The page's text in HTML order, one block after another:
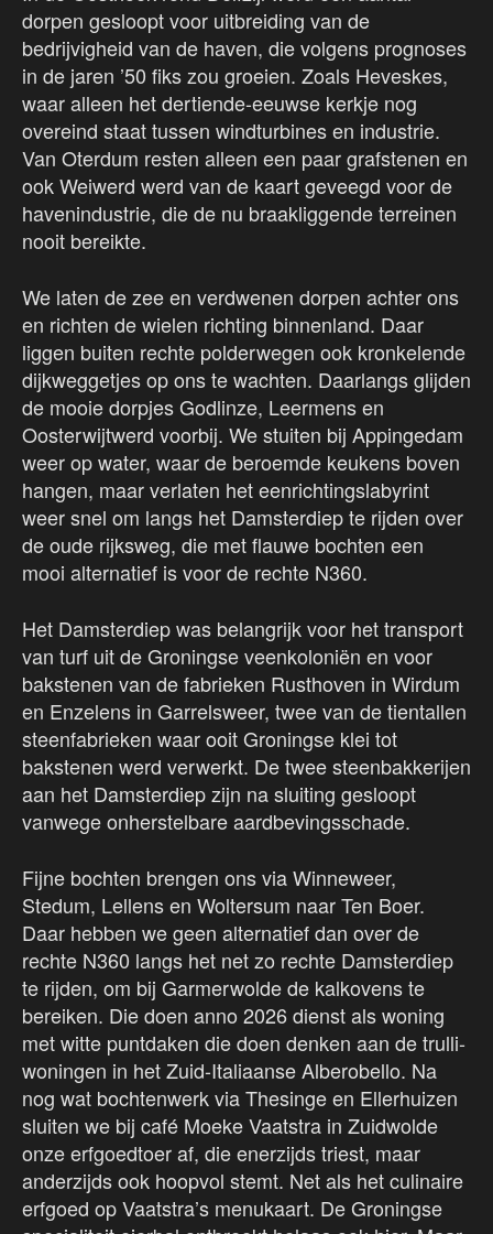
dorpen gesloopt voor uitbreiding van de
bedrijvigheid van de haven, die volgens prognoses
in de jaren ’50 fiks zou groeien. Zoals Heveskes,
waar alleen het dertiende-eeuwse kerkje nog
overeind staat tussen windturbines en industrie.
Van Oterdum resten alleen een paar grafstenen en
ook Weiwerd werd van de kaart geveegd voor de
havenindustrie, die de nu braakliggende terreinen
nooit bereikte.
We laten de zee en verdwenen dorpen achter ons
en richten de wielen richting binnenland. Daar
liggen buiten rechte polderwegen ook kronkelende
dijkweggetjes op ons te wachten. Daarlangs glijden
de mooie dorpjes Godlinze, Leermens en
Oosterwijtwerd voorbij. We stuiten bij Appingedam
weer op water, waar de beroemde keukens boven
hangen, maar verlaten het eenrichtingslabyrint
weer snel om langs het Damsterdiep te rijden over
de oude rijksweg, die met flauwe bochten een
mooi alternatief is voor de rechte N360.
Het Damsterdiep was belangrijk voor het transport
van turf uit de Groningse veenkoloniën en voor
bakstenen van de fabrieken Rusthoven in Wirdum
en Enzelens in Garrelsweer, twee van de tientallen
steenfabrieken waar ooit Groningse klei tot
bakstenen werd verwerkt. De twee steenbakkerijen
aan het Damsterdiep zijn na sluiting gesloopt
vanwege onherstelbare aardbevingsschade.
Fijne bochten brengen ons via Winneweer,
Stedum, Lellens en Woltersum naar Ten Boer.
Daar hebben we geen alternatief dan over de
rechte N360 langs het net zo rechte Damsterdiep
te rijden, om bij Garmerwolde de kalkovens te
bereiken. Die doen anno 2026 dienst als woning
met witte puntdaken die doen denken aan de trulli-
woningen in het Zuid-Italiaanse Alberobello. Na
nog wat bochtenwerk via Thesinge en Ellerhuizen
sluiten we bij café Moeke Vaatstra in Zuidwolde
onze erfgoedtoer af, die enerzijds triest, maar
anderzijds ook hoopvol stemt. Net als het culinaire
erfgoed op Vaatstra’s menukaart. De Groningse